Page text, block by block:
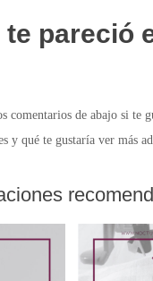
te pareció
comentarios de abajo si te
y qué te gustaría ver más